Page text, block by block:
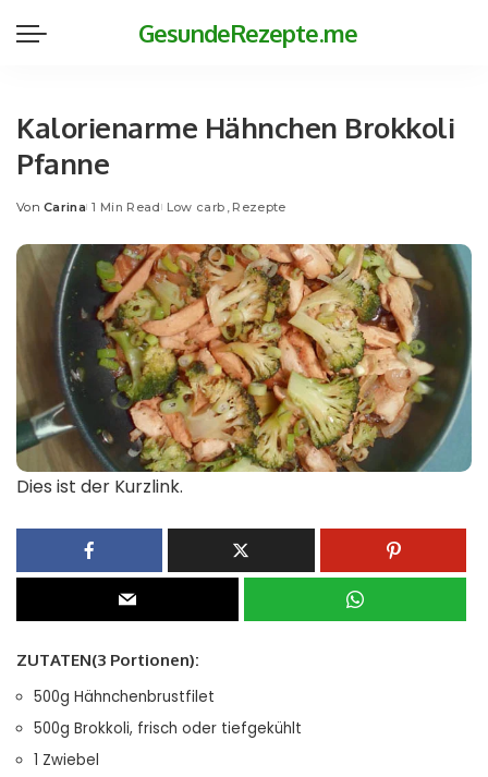
GesundeRezepte.me
Kalorienarme Hähnchen Brokkoli
Pfanne
Posted
Von Carina 1 Min Read Low carb Rezepte
Dies ist der Kurzlink.
ZUTATEN(3 Portionen):
500g Hähnchenbrustfilet
500g Brokkoli, frisch oder tiefgekühlt
1 Zwiebel